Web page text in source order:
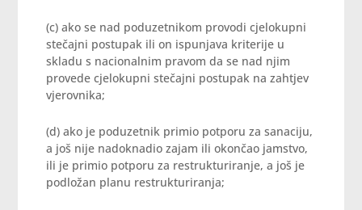
(c) ako se nad poduzetnikom provodi cjelokupni
stečajni postupak ili on ispunjava kriterije u
skladu s nacionalnim pravom da se nad njim
provede cjelokupni stečajni postupak na zahtjev
vjerovnika;
(d) ako je poduzetnik primio potporu za sanaciju,
a još nije nadoknadio zajam ili okončao jamstvo,
ili je primio potporu za restrukturiranje, a još je
podložan planu restrukturiranja;